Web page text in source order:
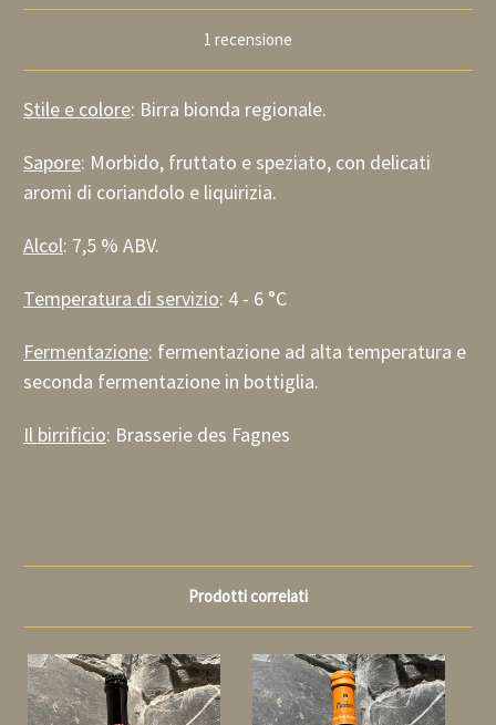
1 recensione
Stile e colore: Birra bionda regionale.
Sapore: Morbido, fruttato e speziato, con delicati
aromi di coriandolo e liquirizia.
Alcol: 7,5 % ABV.
Temperatura di servizio: 4 - 6 °C
Fermentazione: fermentazione ad alta temperatura e
seconda fermentazione in bottiglia.
Il birrificio: Brasserie des Fagnes
Prodotti correlati